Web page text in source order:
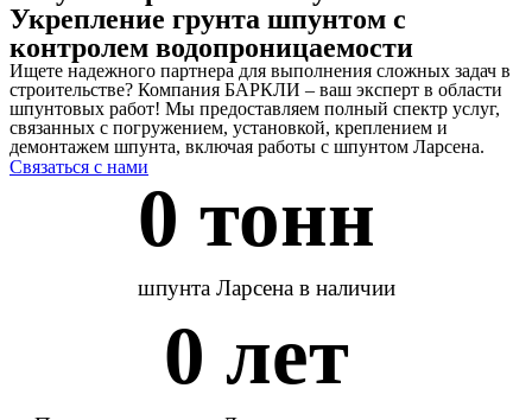
Укрепление грунта шпунтом с
контролем водопроницаемости
Ищете надежного партнера для выполнения сложных задач в
строительстве? Компания БАРКЛИ – ваш эксперт в области
шпунтовых работ! Мы предоставляем полный спектр услуг,
связанных с погружением, установкой, креплением и
демонтажем шпунта, включая работы с шпунтом Ларсена.
Связаться с нами
0 тонн
шпунта Ларсена в наличии
0 лет